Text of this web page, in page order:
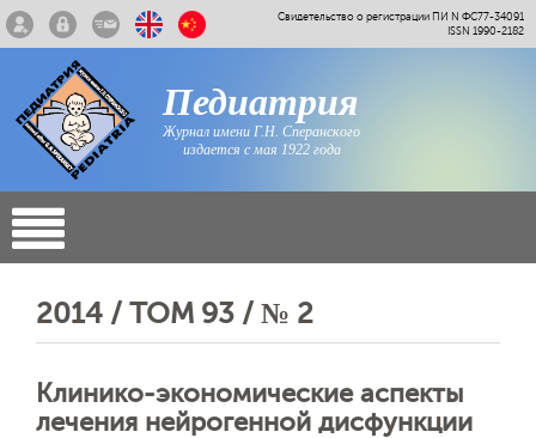
Свидетельство о регистрации ПИ N ФС77-34091
ISSN 1990-2182
Педиатрия
Журнал имени Г.Н. Сперанского
издается с мая 1922 года
2014 / ТОМ 93 / № 2
Клинико-экономические аспекты
лечения нейрогенной дисфункции